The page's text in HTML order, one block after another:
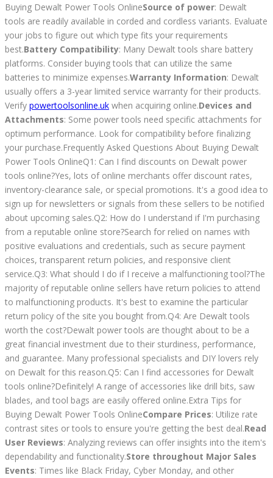
Buying Dewalt Power Tools OnlineSource of power: Dewalt
tools are readily available in corded and cordless variants. Evaluate
your jobs to figure out which type fits your requirements
best.Battery Compatibility: Many Dewalt tools share battery
platforms. Consider buying tools that can utilize the same
batteries to minimize expenses.Warranty Information: Dewalt
usually offers a 3-year limited service warranty for their products.
Verify powertoolsonline.uk when acquiring online.Devices and
Attachments: Some power tools need specific attachments for
optimum performance. Look for compatibility before finalizing
your purchase.Frequently Asked Questions About Buying Dewalt
Power Tools OnlineQ1: Can I find discounts on Dewalt power
tools online?Yes, lots of online merchants offer discount rates,
inventory-clearance sale, or special promotions. It's a good idea to
sign up for newsletters or signals from these sellers to be notified
about upcoming sales.Q2: How do I understand if I'm purchasing
from a reputable online store?Search for relied on names with
positive evaluations and credentials, such as secure payment
choices, transparent return policies, and responsive client
service.Q3: What should I do if I receive a malfunctioning tool?The
majority of reputable online sellers have return policies to attend
to malfunctioning products. It's best to examine the particular
return policy of the site you bought from.Q4: Are Dewalt tools
worth the cost?Dewalt power tools are thought about to be a
great financial investment due to their sturdiness, performance,
and guarantee. Many professional specialists and DIY lovers rely
on Dewalt for this reason.Q5: Can I find accessories for Dewalt
tools online?Definitely! A range of accessories like drill bits, saw
blades, and tool bags are easily offered online.Extra Tips for
Buying Dewalt Power Tools OnlineCompare Prices: Utilize rate
contrast sites or tools to ensure you're getting the best deal.Read
User Reviews: Analyzing reviews can offer insights into the item's
dependability and functionality.Store throughout Major Sales
Events: Times like Black Friday, Cyber Monday, and other